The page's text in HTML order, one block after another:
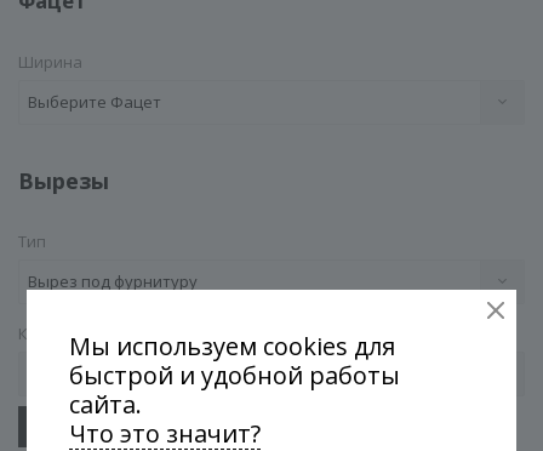
Ширина
Выберите Фацет
Вырезы
Тип
Вырез под фурнитуру
Кол-во
Добавить другие вырезы
Мы используем cookies для
быстрой и удобной работы
сайта.
Что это значит?